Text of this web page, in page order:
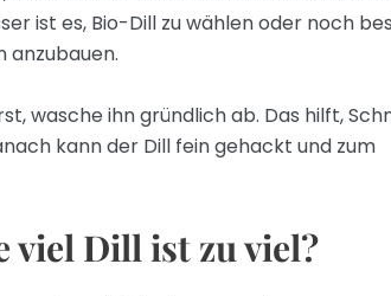
ist es, Bio-Dill zu wählen oder noch
anzubauen.
wasche ihn gründlich ab. Das hilft,
kann der Dill fein gehackt und zum
viel Dill ist zu viel?